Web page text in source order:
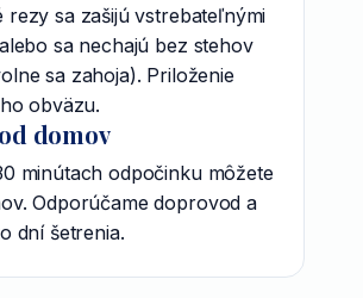
rezy sa zašijú vstrebateľnými
sa nechajú bez stehov
sa zahoja). Priloženie
obväzu.
domov
minútach odpočinku môžete
Odporúčame doprovod a
dní šetrenia.